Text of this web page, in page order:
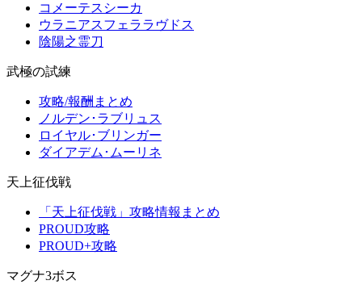
コメーテスシーカ
ウラニアスフェララヴドス
陰陽之霊刀
武極の試練
攻略/報酬まとめ
ノルデン･ラブリュス
ロイヤル･ブリンガー
ダイアデム･ムーリネ
天上征伐戦
「天上征伐戦」攻略情報まとめ
PROUD攻略
PROUD+攻略
マグナ3ボス